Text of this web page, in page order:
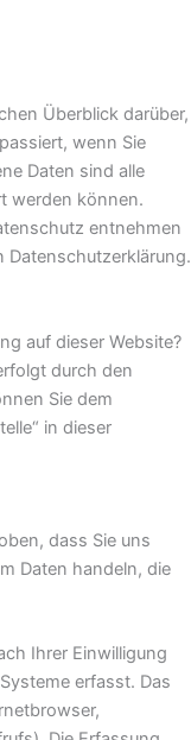
Überblick darüber,
wenn Sie
Daten sind alle
werden können.
entnehmen
Datenschutzerklärung.
auf dieser Website?
durch den
Sie dem
in dieser
dass Sie uns
Daten handeln, die
Ihrer Einwilligung
erfasst. Das